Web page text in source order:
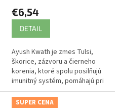
€6,54
DETAIL
Ayush Kwath je zmes Tulsi,
škorice, zázvoru a čierneho
korenia, ktoré spolu posilňujú
imunitný systém, pomáhajú pri
boji s nádchou alebo chrípkou a
podporujú trávenie.
SUPER CENA